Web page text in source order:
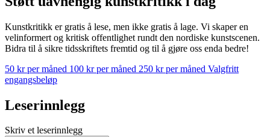
Kunstkritikk er gratis å lese, men ikke gratis å lage. Vi skaper en
velinformert og kritisk offentlighet rundt den nordiske kunstscenen.
Bidra til å sikre tidsskriftets fremtid og til å gjøre oss enda bedre!
50 kr per måned 100 kr per måned 250 kr per måned Valgfritt
engangsbeløp
Leserinnlegg
Skriv et leserinnlegg